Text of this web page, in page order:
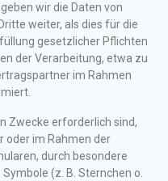
wir die Daten von
weiter, als dies für die
gesetzlicher Pflichten
der Verarbeitung, etwa zu
im Rahmen
Zwecke erforderlich sind,
oder im Rahmen der
durch besondere
(z. B. Sternchen o.